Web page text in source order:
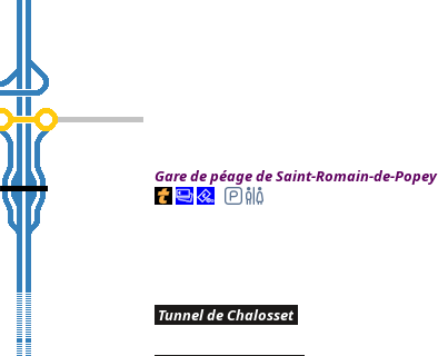
Gare de péage de Saint-Romain-de-Popey
Tunnel de Chalosset